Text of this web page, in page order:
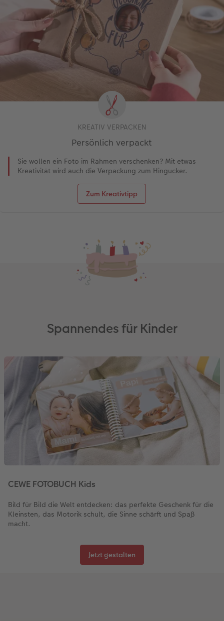
KREATIV VERPACKEN
Persönlich verpackt
Sie wollen ein Foto im Rahmen verschenken? Mit etwas
Kreativität wird auch die Verpackung zum Hingucker.
Zum Kreativtipp
Spannendes für Kinder
CEWE FOTOBUCH Kids
Bild für Bild die Welt entdecken: das perfekte Geschenk für die
Kleinsten, das Motorik schult, die Sinne schärft und Spaß
macht.
Jetzt gestalten